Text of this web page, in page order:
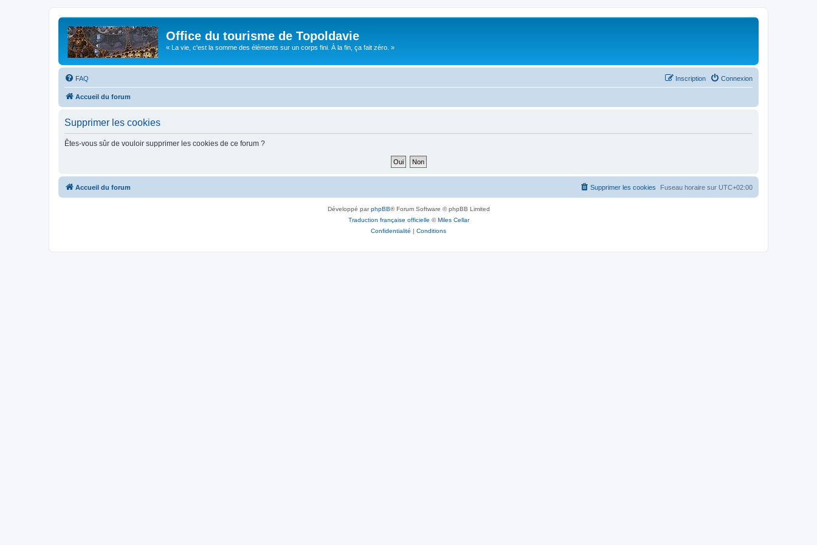
Office du tourisme de Topoldavie
« La vie, c'est la somme des éléments sur un corps fini. À la fin, ça fait zéro. »
FAQ Connexion
Inscription
Accueil du forum
Supprimer les cookies
Êtes-vous sûr de vouloir supprimer les cookies de ce forum ?
Accueil du forum Fuseau horaire sur UTC+02:00
Supprimer les cookies
Développé parphpBB® Forum Software © phpBB Limited
Traduction française officielle ©Miles Cellar
Confidentialité | Conditions